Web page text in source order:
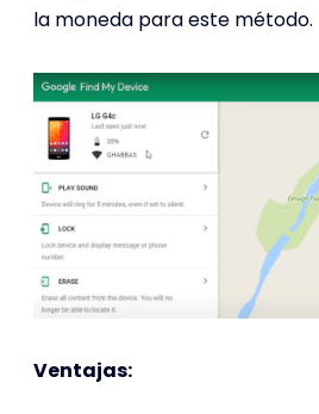
la moneda para este método.
Ventajas: